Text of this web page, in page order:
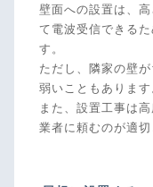
壁面への設置は、
て電波受信できる
す。
ただし、隣家の壁
弱いこともあります
また、設置工事は
業者に頼むのが適切